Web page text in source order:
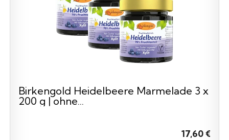
Birkengold Heidelbeere Marmelade 3 x
200 g | ohne...
17,60 €